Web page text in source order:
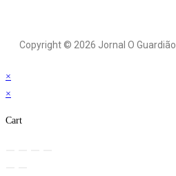
Copyright © 2026 Jornal O Guardião
×
×
Cart